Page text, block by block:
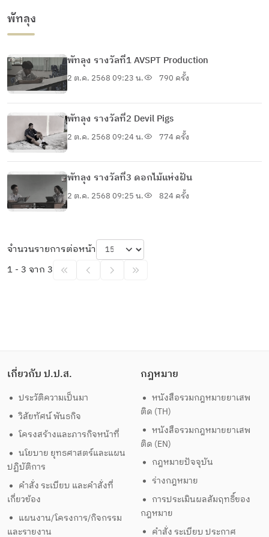
พัทลุง
พัทลุง รางวัลที่1 AVSPT Production
2 ต.ค. 2568 09:23 น. 790 ครั้ง
พัทลุง รางวัลที่2 Devil Pigs
2 ต.ค. 2568 09:24 น. 774 ครั้ง
พัทลุง รางวัลที่3 ดอกไม้แห่งฝัน
2 ต.ค. 2568 09:25 น. 824 ครั้ง
จำนวนรายการต่อหน้า
1 - 3 จาก 3
เกี่ยวกับ ป.ป.ส.
ประวัติความเป็นมา
วิสัยทัศน์ พันธกิจ
โครงสร้างและภารกิจหน้าที่
นโยบาย ยุทธศาสตร์และแผน
ปฏิบัติการ
คำสั่ง ระเบียบ และคำสั่งที่
เกี่ยวข้อง
แผนงาน/โครงการ/กิจกรรม
และรายงาน
กฎหมาย
หนังสือรวมกฎหมายยาเสพ
ติด (TH)
หนังสือรวมกฎหมายยาเสพ
ติด (EN)
กฎหมายปัจจุบัน
ร่างกฎหมาย
การประเมินผลสัมฤทธิ์ของ
กฎหมาย
คำสั่ง ระเบียบ ประกาศ